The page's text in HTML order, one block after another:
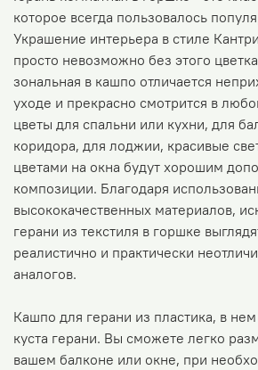
которое всегда пользовалось
Украшение интерьера в стиле
просто невозможно без этого
зональная в кашпо отличается
уходе и прекрасно смотрится в
цветы для спальни или кухни, для
коридора, для лоджии, красивые
цветами на окна будут хорошим
композиции. Благодаря
высококачественных материалов,
герани из текстиля в горшке
реалистично и практически
аналогов.
Кашпо для герани из пластика, в
куста герани. Вы сможете легко
вашем балконе или окне, при